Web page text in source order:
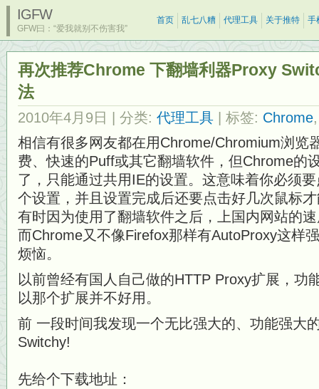
IGFW
GFW曰：“爱我就别不伤害我”
首页 乱七八糟 代理工具 关于推特 手
再次推荐Chrome 下翻墙利器Proxy
法
2010年4月9日 | 分类: 代理工具 | 标签: Chrome
相信有很多网友都在用Chrome/Chromium浏览
费、快速的Puff或其它翻墙软件，但Chrome的
了，只能通过共用IE的设置。这意味着你必须
个设置，并且设置完成后还要点击好几次鼠标
有时因为使用了翻墙软件之后，上国内网站的
而Chrome又不像Firefox那样有AutoProxy这样
烦恼。
以前曾经有国人自己做的HTTP Proxy扩展，功
以那个扩展并不好用。
前 一段时间我发现一个无比强大的、功能强
Switchy!
先给个下载地址：